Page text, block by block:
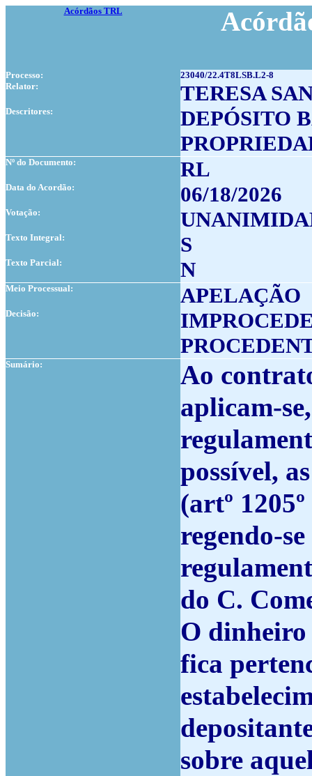
Acórdãos TRL
Processo:
23040/22.4T8LSB.L2-8
Relator:
TERESA
Descritores:
DEPÓSITO
Nº do Documento: RL
Data do Acordão: 06/18/2026
Votação:
Texto Integral: S
Texto Parcial: N
Meio Processual: APELAÇÃO
Decisão:
Sumário:
Ao
aplicam-
possível,
(artº
regendo-
do C.
O dinheiro
fica
sobre